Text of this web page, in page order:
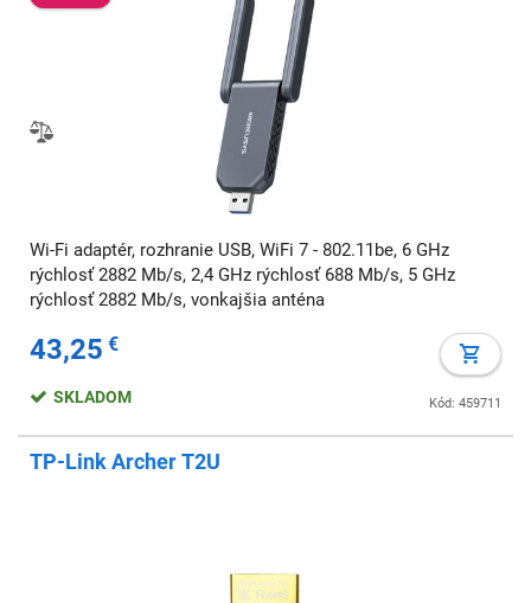
Wi-Fi adaptér, rozhranie USB, WiFi 7 - 802.11be, 6 GHz
rýchlosť 2882 Mb/s, 2,4 GHz rýchlosť 688 Mb/s, 5 GHz
rýchlosť 2882 Mb/s, vonkajšia anténa
43,25 €
Kód: 459711
SKLADOM
TP-Link Archer T2U